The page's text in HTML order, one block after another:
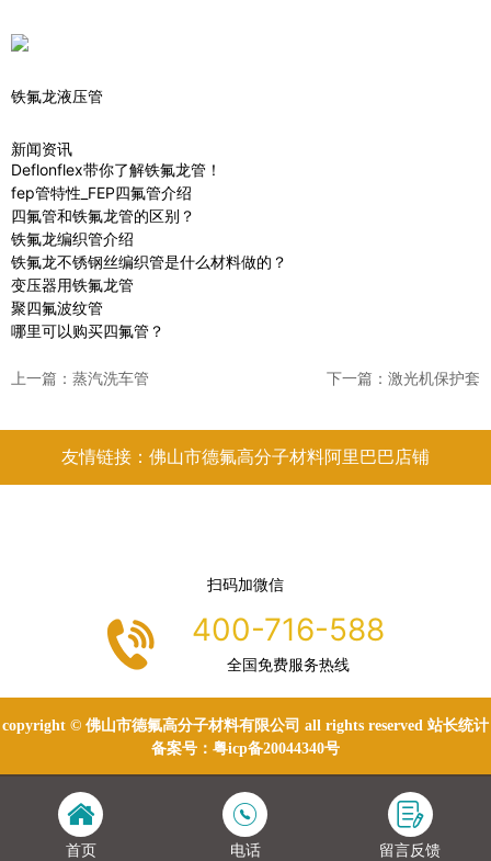
铁氟龙液压管
新闻资讯
Deflonflex带你了解铁氟龙管！
fep管特性_FEP四氟管介绍
四氟管和铁氟龙管的区别？
铁氟龙编织管介绍
铁氟龙不锈钢丝编织管是什么材料做的？
变压器用铁氟龙管
聚四氟波纹管
哪里可以购买四氟管？
上一篇： 蒸汽洗车管 下一篇： 激光机保护套
友情链接：佛山市德氟高分子材料阿里巴巴店铺
扫码加微信
400-716-588
全国免费服务热线
copyright © 佛山市德氟高分子材料有限公司 all rights reserved 站长统计
备案号： 粤icp备20044340号
首页 电话 留言反馈